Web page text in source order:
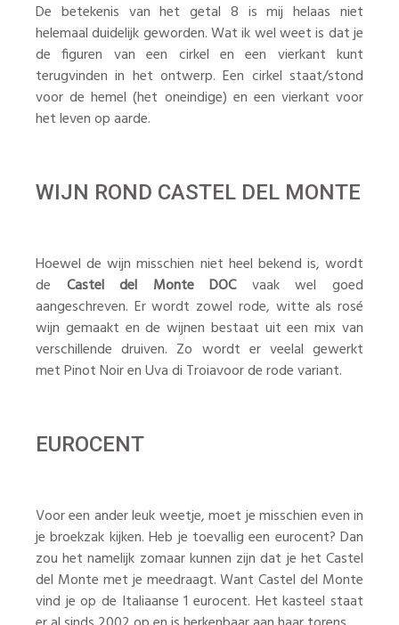
De betekenis van het getal 8 is mij helaas niet
helemaal duidelijk geworden. Wat ik wel weet is dat je
de figuren van een cirkel en een vierkant kunt
terugvinden in het ontwerp. Een cirkel staat/stond
voor de hemel (het oneindige) en een vierkant voor
het leven op aarde.
WIJN ROND CASTEL DEL MONTE
Hoewel de wijn misschien niet heel bekend is, wordt
de Castel del Monte DOCvaak wel goed
aangeschreven. Er wordt zowel rode, witte als rosé
wijn gemaakt en de wijnen bestaat uit een mix van
verschillende druiven. Zo wordt er veelal gewerkt
met Pinot Noir en Uva di Troiavoor de rode variant.
EUROCENT
Voor een ander leuk weetje, moet je misschien even in
je broekzak kijken. Heb je toevallig een eurocent? Dan
zou het namelijk zomaar kunnen zijn dat je het Castel
del Monte met je meedraagt. Want Castel del Monte
vind je op de Italiaanse 1 eurocent. Het kasteel staat